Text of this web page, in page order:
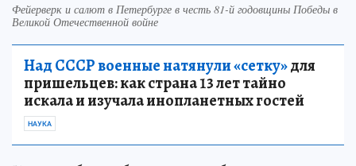
Фейерверк и салют в Петербурге в честь 81-й годовщины Победы в
Великой Отечественной войне
Над СССР военные натянули «сетку»для
пришельцев: как страна 13 лет тайно
искала и изучала инопланетных гостей
НАУКА